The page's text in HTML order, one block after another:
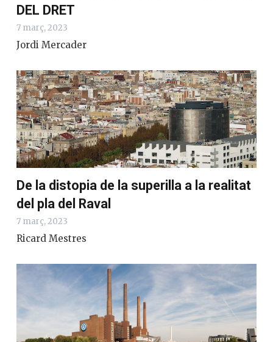
DEL DRET
7 març, 2023
Jordi Mercader
De la distopia de la superilla a la realitat
del pla del Raval
7 març, 2023
Ricard Mestres